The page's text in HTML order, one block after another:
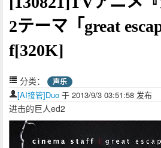
2テーマ「great
f[320K]
分类： 声乐
[AI接管]Duo 于 2013/9/3 03:51:58 发布
进击的巨人ed2